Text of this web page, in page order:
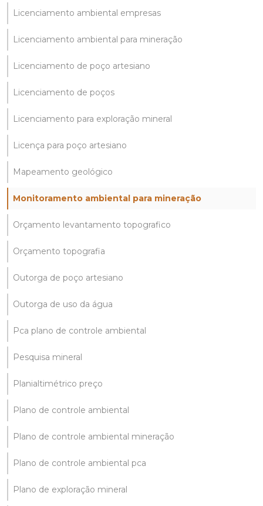
Licenciamento ambiental empresas
Licenciamento ambiental para mineração
Licenciamento de poço artesiano
Licenciamento de poços
Licenciamento para exploração mineral
Licença para poço artesiano
Mapeamento geológico
Monitoramento ambiental para mineração
Orçamento levantamento topografico
Orçamento topografia
Outorga de poço artesiano
Outorga de uso da água
Pca plano de controle ambiental
Pesquisa mineral
Planialtimétrico preço
Plano de controle ambiental
Plano de controle ambiental mineração
Plano de controle ambiental pca
Plano de exploração mineral